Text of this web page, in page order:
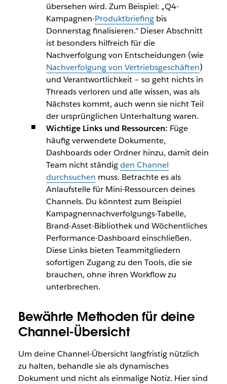
übersehen wird. Zum Beispiel: „Q4-
Kampagnen-Produktbriefingbis
Donnerstag finalisieren." Dieser Abschnitt
ist besonders hilfreich für die
Nachverfolgung von Entscheidungen (wie
Nachverfolgung von Vertriebsgeschäften)
und Verantwortlichkeit – so geht nichts in
Threads verloren und alle wissen, was als
Nächstes kommt, auch wenn sie nicht Teil
der ursprünglichen Unterhaltung waren.
Wichtige Links und Ressourcen: Füge
häufig verwendete Dokumente,
Dashboards oder Ordner hinzu, damit dein
Team nicht ständigden Channel
durchsuchen muss. Betrachte es als
Anlaufstelle für Mini-Ressourcen deines
Channels. Du könntest zum Beispiel
Kampagnennachverfolgungs-Tabelle,
Brand-Asset-Bibliothek und Wöchentliches
Performance-Dashboard einschließen.
Diese Links bieten Teammitgliedern
sofortigen Zugang zu den Tools, die sie
brauchen, ohne ihren Workflow zu
unterbrechen.
Bewährte Methoden für deine
Channel-Übersicht
Um deine Channel-Übersicht langfristig nützlich
zu halten, behandle sie als dynamisches
Dokument und nicht als einmalige Notiz. Hier sind